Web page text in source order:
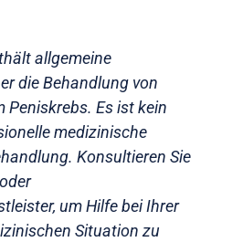
allgemeine
die Behandlung von
Es ist kein
medizinische
Konsultieren Sie
um Hilfe bei Ihrer
Situation zu